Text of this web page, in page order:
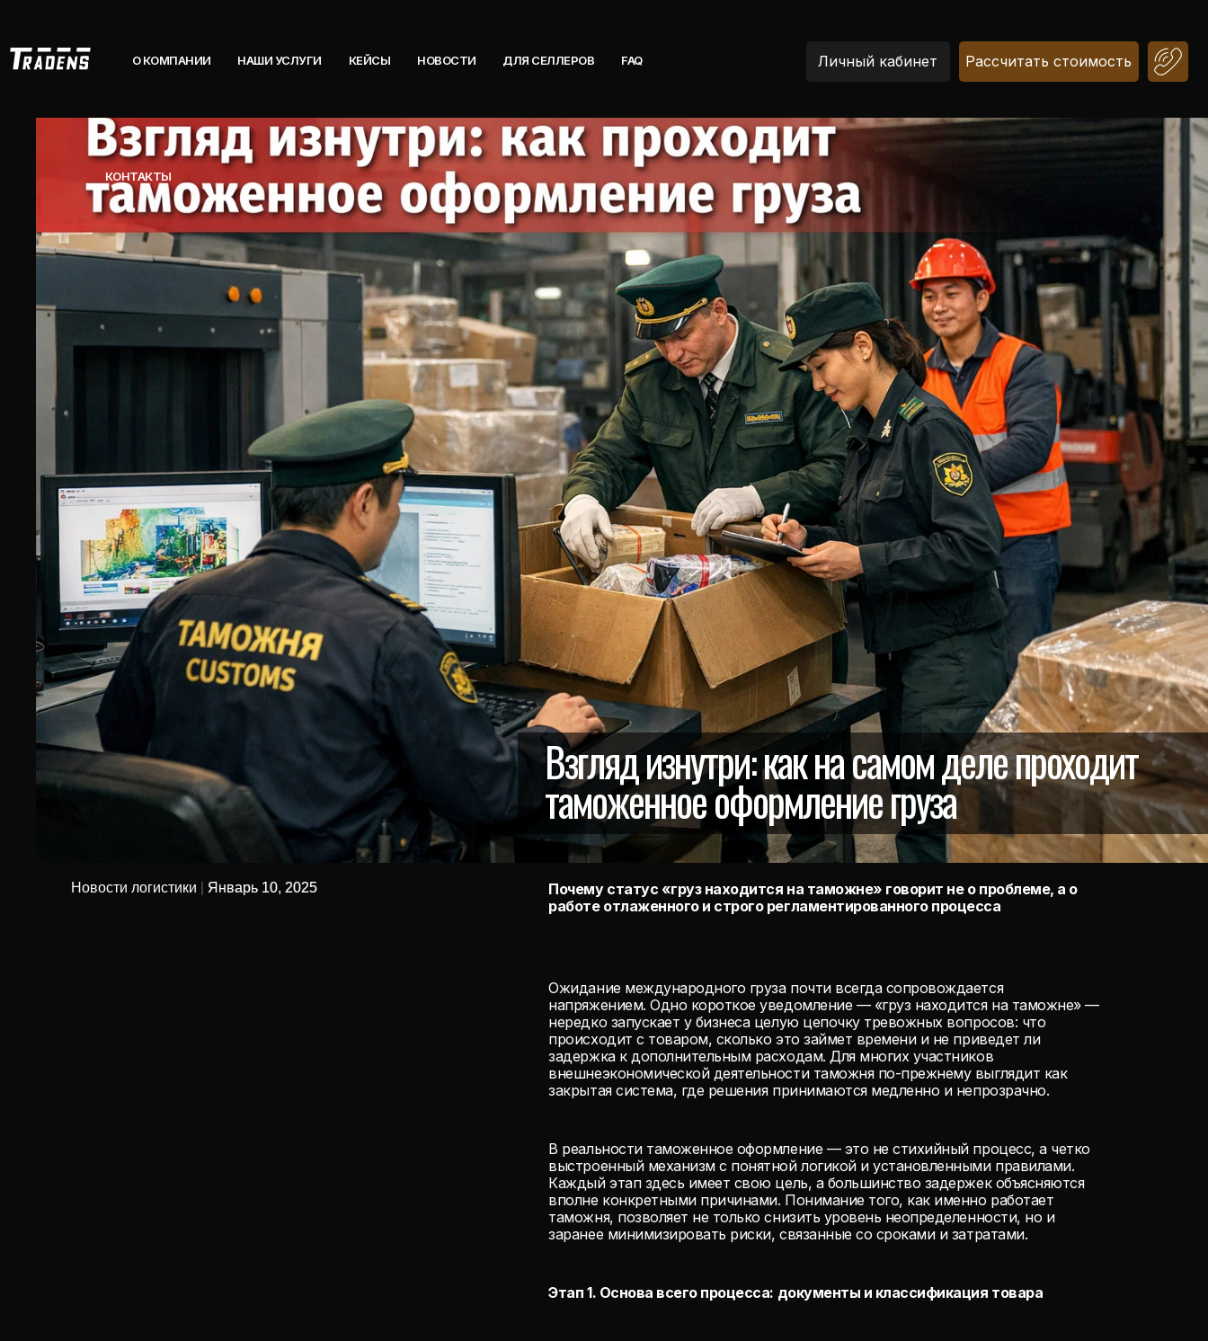
О КОМПАНИИ НАШИ УСЛУГИ КЕЙСЫ НОВОСТИ ДЛЯ СЕЛЛЕРОВ FAQ
КОНТАКТЫ
Личный кабинет Рассчитать стоимость
Новости логистики Январь 10, 2025
Взгляд изнутри: как на самом деле проходит
таможенное оформление груза
Почему статус «груз находится на таможне» говорит не о проблеме, а о
работе отлаженного и строго регламентированного процесса
Ожидание международного груза почти всегда сопровождается
напряжением. Одно короткое уведомление — «груз находится на таможне» —
нередко запускает у бизнеса целую цепочку тревожных вопросов: что
происходит с товаром, сколько это займет времени и не приведет ли
задержка к дополнительным расходам. Для многих участников
внешнеэкономической деятельности таможня по-прежнему выглядит как
закрытая система, где решения принимаются медленно и непрозрачно.
В реальности таможенное оформление — это не стихийный процесс, а четко
выстроенный механизм с понятной логикой и установленными правилами.
Каждый этап здесь имеет свою цель, а большинство задержек объясняются
вполне конкретными причинами. Понимание того, как именно работает
таможня, позволяет не только снизить уровень неопределенности, но и
заранее минимизировать риски, связанные со сроками и затратами.
Этап 1. Основа всего процесса: документы и классификация товара